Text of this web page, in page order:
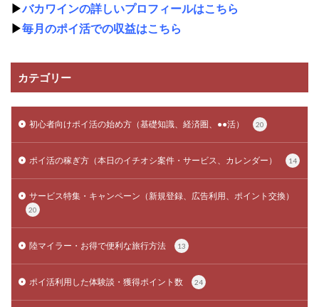
▶バカワインの詳しいプロフィールはこちら
▶毎月のポイ活での収益はこちら
カテゴリー
初心者向けポイ活の始め方（基礎知識、経済圏、●●活） 20
ポイ活の稼ぎ方（本日のイチオシ案件・サービス、カレンダー） 14
サービス特集・キャンペーン（新規登録、広告利用、ポイント交換）
20
陸マイラー・お得で便利な旅行方法 13
ポイ活利用した体験談・獲得ポイント数 24